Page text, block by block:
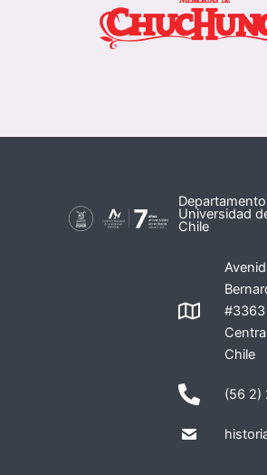
Universidad
Chile
Chile
(56 2)